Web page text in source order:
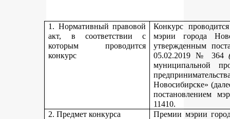
1. Нормативный правовой
акт, в соответствии с
которым проводится
конкурс
Конкурс
мэрии города
утвержденным
05.02.2019 № 364
муниципальной
Новосибирске»
постановлением
11410.
2. Предмет конкурса
Премии мэрии